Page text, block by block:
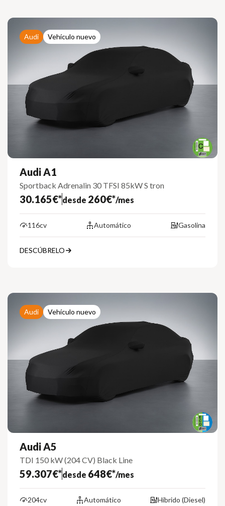
Audi Vehículo nuevo
Audi A1
Sportback Adrenalin 30 TFSI 85kW S tron
30.165€*desde 260€*/mes
116cv Automático Gasolina
DESCÚBRELO
Audi Vehículo nuevo
Audi A5
TDI 150 kW (204 CV) Black Line
59.307€*desde 648€*/mes
204cv Automático Híbrido (Diesel)